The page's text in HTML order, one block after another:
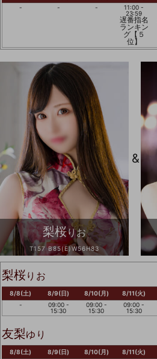
-
-
-
11:00 -
23:59
遅番指名
ランキン
グ【５
位】
梨桜りお
T157 B85(E)W56H83
&
梨桜りお
8/8(土)
-
8/9(日)
09:00 -
15:30
8/10(月)
09:00 -
15:30
8/11(火)
09:00 -
15:30
友梨ゆり
8/8(土)
8/9(日)
8/10(月)
8/11(火)